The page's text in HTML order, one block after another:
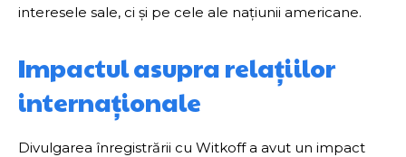
interesele sale, ci și pe cele ale națiunii americane.
Impactul asupra relațiilor
internaționale
Divulgarea înregistrării cu Witkoff a avut un impact